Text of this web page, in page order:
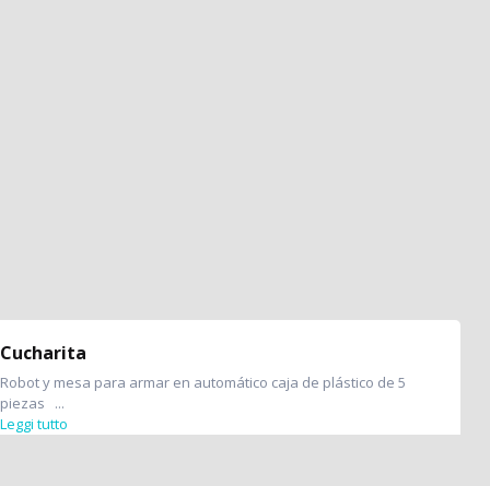
Cucharita
Robot y mesa para armar en automático caja de plástico de 5
piezas ...
Leggi tutto